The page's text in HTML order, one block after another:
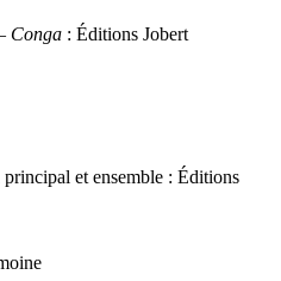
Conga : Éditions Jobert
et ensemble : Éditions